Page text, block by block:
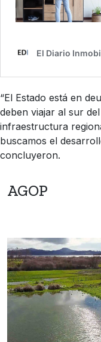
“El Estado está en
deben viajar al sur
infraestructura
buscamos el
concluyeron.
AGOP